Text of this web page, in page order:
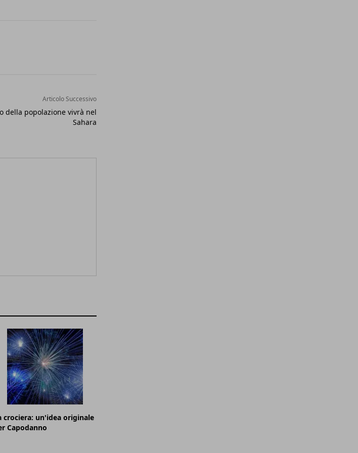
Articolo Successivo
della popolazione vivrà nel
Sahara
crociera: un'idea originale
Capodanno